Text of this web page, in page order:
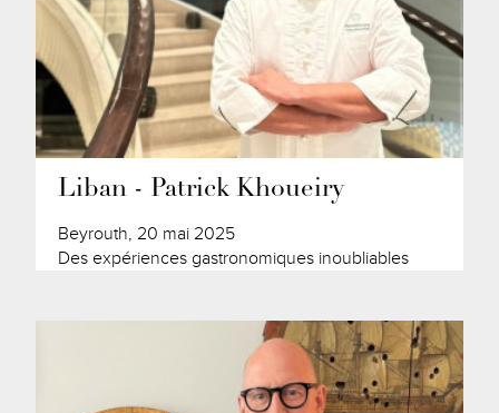
Liban - Patrick Khoueiry
Beyrouth, 20 mai 2025
Des expériences gastronomiques inoubliables